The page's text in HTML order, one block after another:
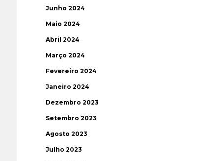
Junho 2024
Maio 2024
Abril 2024
Março 2024
Fevereiro 2024
Janeiro 2024
Dezembro 2023
Setembro 2023
Agosto 2023
Julho 2023